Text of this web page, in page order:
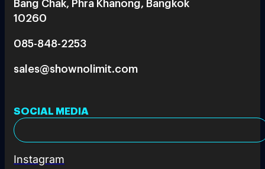
10260
085-848-2253
sales@shownolimit.com
SOCIAL MEDIA
Instagram